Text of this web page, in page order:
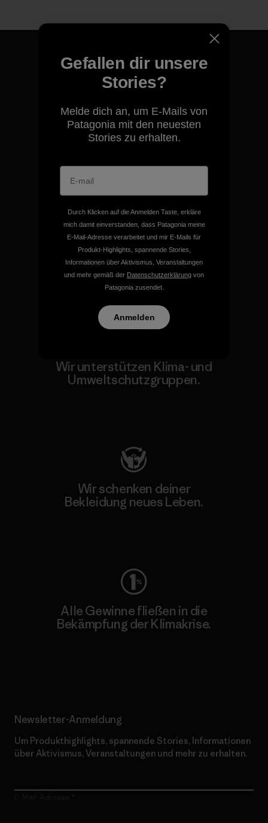
unsere kompromisslose
Garantie.
Wir übernehmen
Verantwortung für unsere
Auswirkungen.
Unser Fußabdruck
Wir unterstützen Klima- und
Umweltschutzgruppen.
Wir schenken deiner
Bekleidung neues Leben.
Alle Gewinne fließen in die
Bekämpfung der Klimakrise.
Newsletter-Anmeldung
Um Produkthighlights, spannende Stories, Informationen
über Aktivismus, Veranstaltungen und mehr zu erhalten.
Gefallen dir unsere
Stories?
Melde dich an, um E-Mails von
Patagonia mit den neuesten
Stories zu erhalten.
Durch Klicken auf die Anmelden Taste, erkläre
mich damit einverstanden, dass Patagonia meine
E-Mail-Adresse verarbeitet und mir E-Mails für
Produkt-Highlights, spannende Stories,
Informationen über Aktivismus, Veranstaltungen
und mehr gemäß der Datenschutzerklärung von
Patagonia zusendet.
Anmelden